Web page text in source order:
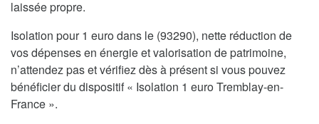
laissée propre.
Isolation pour 1 euro dans le (93290), nette réduction de
vos dépenses en énergie et valorisation de patrimoine,
n’attendez pas et vérifiez dès à présent si vous pouvez
bénéficier du dispositif « Isolation 1 euro Tremblay-en-
France ».